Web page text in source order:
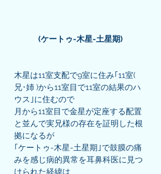
(ケートゥ-木星-土星期)
木星は11室支配で9室に住み｢11室(
兄･姉 )から11室目で11室の結果のハ
ウス｣に住むので
月から11室目で金星が定座する配置
と並んで実兄様の存在を証明した根
拠になるが
｢ケートゥ-木星-土星期｣で鼓膜の痛
みを感じ病的異常を耳鼻科医に見つ
けられた経緯は